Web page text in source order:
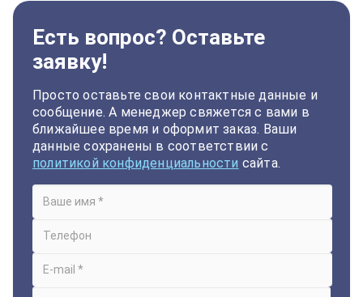
Есть вопрос? Оставьте
заявку!
Просто оставьте свои контактные данные и
сообщение. А менеджер свяжется с вами в
ближайшее время и оформит заказ. Ваши
данные сохранены в соответствии с
политикой конфиденциальности сайта.